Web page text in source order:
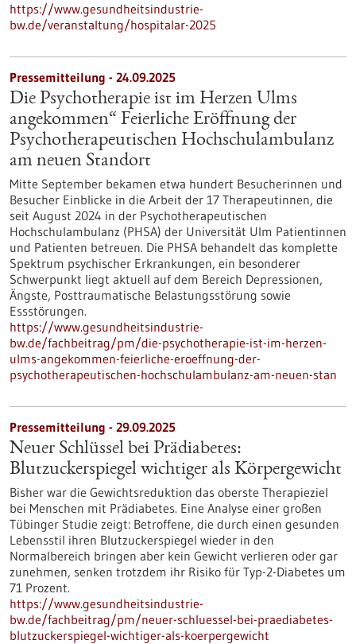
https://www.gesundheitsindustrie-
bw.de/veranstaltung/hospitalar-2025
Pressemitteilung - 24.09.2025
Die Psychotherapie ist im Herzen Ulms
angekommen“ Feierliche Eröffnung der
Psychotherapeutischen Hochschulambulanz
am neuen Standort
Mitte September bekamen etwa hundert Besucherinnen und
Besucher Einblicke in die Arbeit der 17 Therapeutinnen, die
seit August 2024 in der Psychotherapeutischen
Hochschulambulanz (PHSA) der Universität Ulm Patientinnen
und Patienten betreuen. Die PHSA behandelt das komplette
Spektrum psychischer Erkrankungen, ein besonderer
Schwerpunkt liegt aktuell auf dem Bereich Depressionen,
Ängste, Posttraumatische Belastungsstörung sowie
Essstörungen.
https://www.gesundheitsindustrie-
bw.de/fachbeitrag/pm/die-psychotherapie-ist-im-herzen-
ulms-angekommen-feierliche-eroeffnung-der-
psychotherapeutischen-hochschulambulanz-am-neuen-stan
Pressemitteilung - 29.09.2025
Neuer Schlüssel bei Prädiabetes:
Blutzuckerspiegel wichtiger als Körpergewicht
Bisher war die Gewichtsreduktion das oberste Therapieziel
bei Menschen mit Prädiabetes. Eine Analyse einer großen
Tübinger Studie zeigt: Betroffene, die durch einen gesunden
Lebensstil ihren Blutzuckerspiegel wieder in den
Normalbereich bringen aber kein Gewicht verlieren oder gar
zunehmen, senken trotzdem ihr Risiko für Typ-2-Diabetes um
71 Prozent.
https://www.gesundheitsindustrie-
bw.de/fachbeitrag/pm/neuer-schluessel-bei-praediabetes-
blutzuckerspiegel-wichtiger-als-koerpergewicht